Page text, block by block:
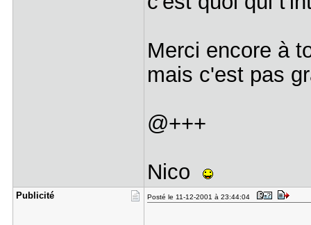
Merci encore à
mais c'est pas
@+++
Nico
Publicité Posté le 11-12-2001 à 23:44:04